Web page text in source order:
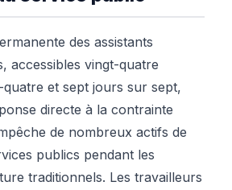
des assistants
accessibles vingt-quatre
et sept jours sur sept,
directe à la contrainte
de nombreux actifs de
publics pendant les
traditionnels. Les travailleurs